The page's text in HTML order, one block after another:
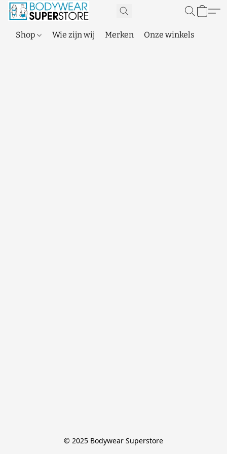
Shop Wie zijn wij Merken Onze winkels
© 2025 Bodywear Superstore